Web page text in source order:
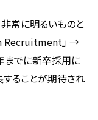
常に明るいものと
Recruitment」 →
でに新卒採用に
することが期待され